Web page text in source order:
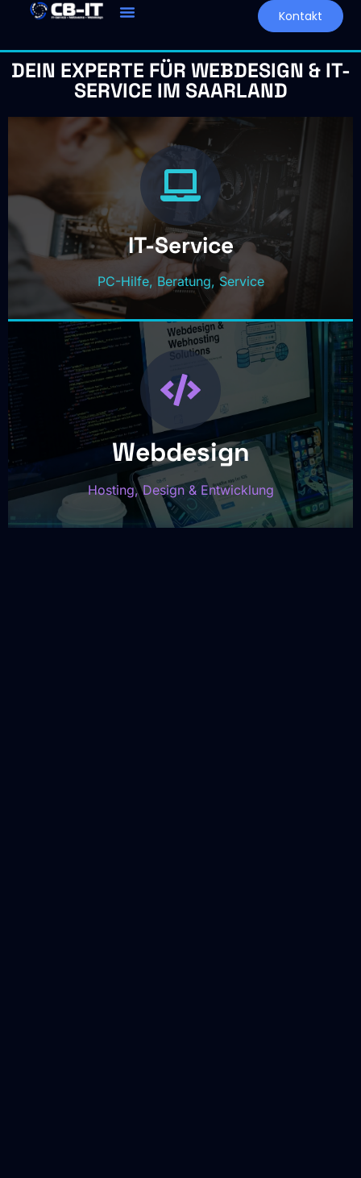
Kontakt
DEIN EXPERTE FÜR WEBDESIGN & IT-
SERVICE IM SAARLAND
IT-Service
PC-Hilfe, Beratung, Service
Webdesign
Hosting, Design & Entwicklung